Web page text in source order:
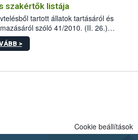
szakértők listája
tartott állatok tartásáról és
szóló 41/2010. (II. 26.)
szabályozza az eb okozta fizikai
illetve ennek veszélye keletkezésekor
>
Cookie beállítások